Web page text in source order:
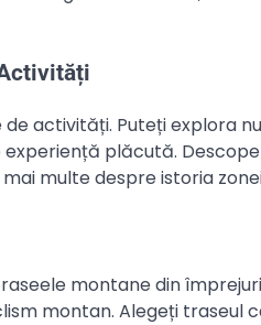
activități. Puteți explora
plăcută.
multe despre istoria
montane din
montan. Alegeți traseul